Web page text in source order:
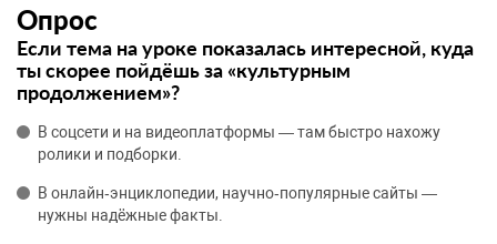
Опрос
Если тема на уроке показалась интересной, куда
ты скорее пойдёшь за «культурным
продолжением»?
В соцсети и на видеоплатформы — там быстро нахожу
ролики и подборки.
В онлайн‑энциклопедии, научно‑популярные сайты —
нужны надёжные факты.